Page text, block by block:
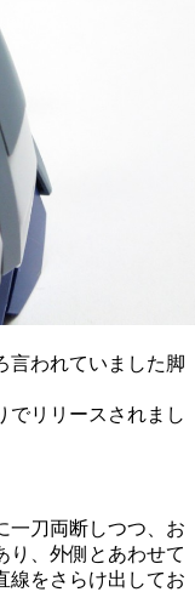
言われていました脚
でリリースされまし
一刀両断しつつ、お
り、外側とあわせて
線をさらけ出してお